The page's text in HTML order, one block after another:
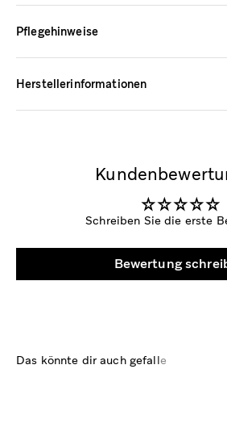
Pflegehinweise
Herstellerinformationen
Schreiben Sie die erste
Bewertung